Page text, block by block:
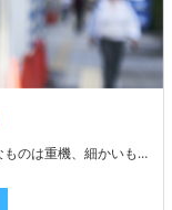
○建物解体に伴う作業全般 具体的には・・・ 大きなものは重機、細かいものはバールなどを使って住宅やマンション、商業施設の内装・外装を解体します。 廃材ごとに分別し、処分場までの運搬に伴う補助業務をお願いします。 慣れてきたら運搬業務もお任せします。 処分場までの距離は現場により変動。 先輩社員がしっかりフォローするので安心です。 ★経験者・同業からの転職者は即戦力としてご活躍いただけます！